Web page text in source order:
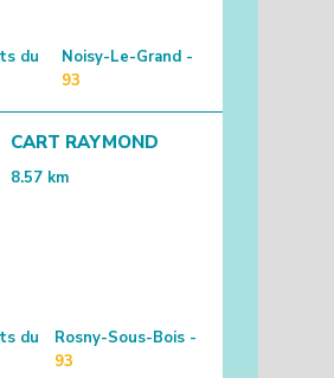
du
Noisy-Le-Grand -
93
CART RAYMOND
8.57 km
du
Rosny-Sous-Bois -
93